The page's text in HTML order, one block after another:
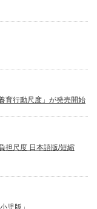
育行動尺度」が発売開始
担尺度 日本語版/短縮
児版」